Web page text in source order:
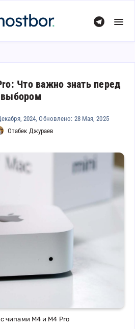
Что важно знать перед
выбором
2024, Обновлено: 28 Мая, 2025
Отабек Джураев
чипами M4 и M4 Pro